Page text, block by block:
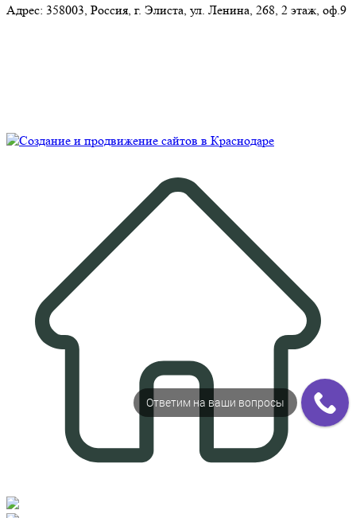
Адрес:​ 358003, Россия, г. Элиста, ул. Ленина, 268, 2 этаж, оф.9
Ответим на ваши вопросы